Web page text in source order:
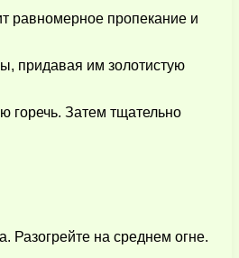
равномерное пропекание и
придавая им золотистую
горечь. Затем тщательно
Разогрейте на среднем огне.